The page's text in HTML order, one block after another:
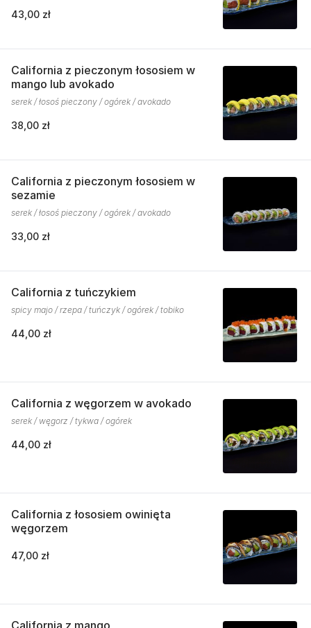
43,00 zł
California z pieczonym łososiem w
mango lub avokado
serek / łosoś pieczony / ogórek / avokado
38,00 zł
California z pieczonym łososiem w
sezamie
serek / łosoś pieczony / ogórek / avokado
33,00 zł
California z tuńczykiem
spicy majo / rzepa / tuńczyk / ogórek / tobiko
44,00 zł
California z węgorzem w avokado
serek / węgorz / tykwa / ogórek
44,00 zł
California z łososiem owinięta
węgorzem
47,00 zł
California z mango